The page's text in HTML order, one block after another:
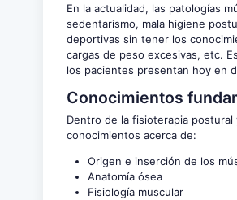
En la actualidad, las patologías
sedentarismo, mala higiene
deportivas sin tener los
cargas de peso excesivas, etc.
los pacientes presentan hoy en
Conocimientos
Dentro de la fisioterapia
conocimientos acerca de:
Origen e inserción de los
Anatomía ósea
Fisiología muscular